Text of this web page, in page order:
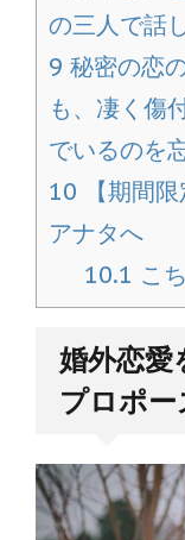
の三人で話
9 秘密の恋
も、凄く傷
でいるのを
10 【期間
アナタへ
10.1 こ
婚外恋愛
プロポー